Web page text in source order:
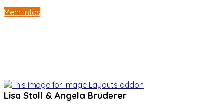
Mehr Infos
Lisa Stoll & Angela Bruderer